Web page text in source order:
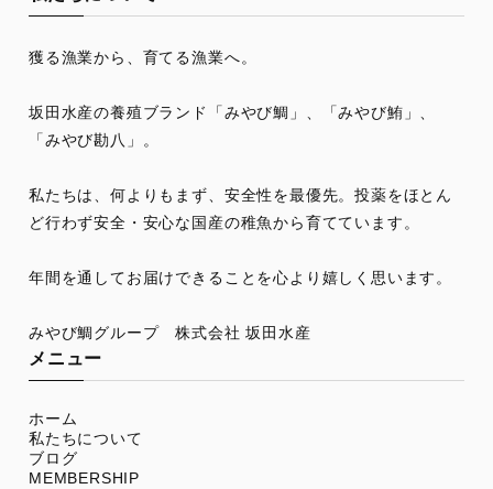
獲る漁業から、育てる漁業へ。
坂田水産の養殖ブランド「みやび鯛」、「みやび鮪」、
「みやび勘八」。
私たちは、何よりもまず、安全性を最優先。投薬をほとん
ど行わず安全・安心な国産の稚魚から育てています。
年間を通してお届けできることを心より嬉しく思います。
メニュー
ホーム
私たちについて
ブログ
MEMBERSHIP